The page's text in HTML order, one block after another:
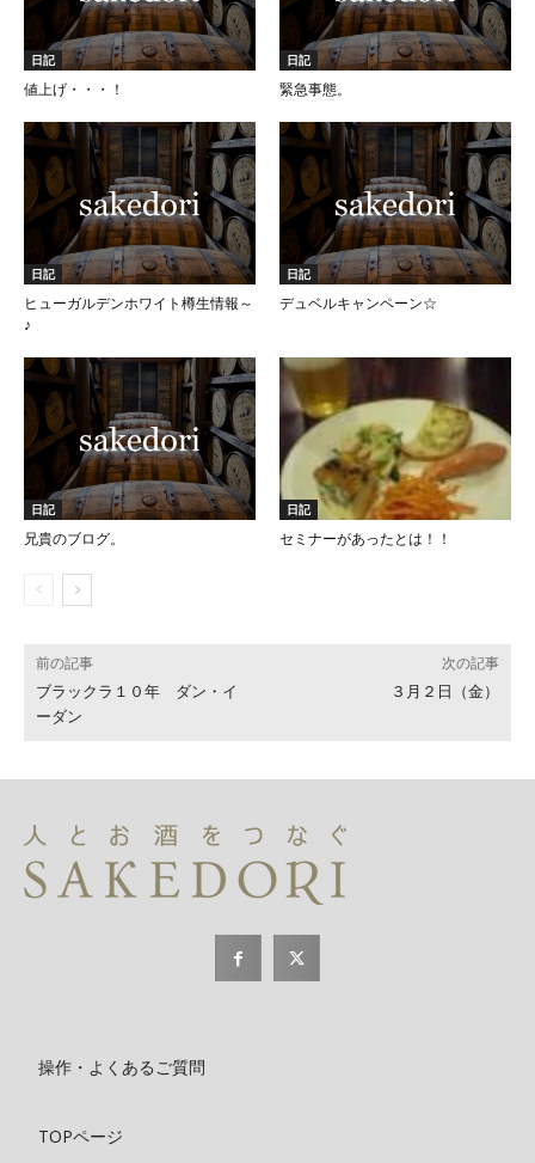
日記
値上げ・・・！
日記
緊急事態。
日記
ヒューガルデンホワイト樽生情報～
♪
日記
デュベルキャンペーン☆
日記
兄貴のブログ。
日記
セミナーがあったとは！！
前の記事
ブラックラ１０年 ダン・イ
ーダン
次の記事
３月２日（金）
操作・よくあるご質問
TOPページ